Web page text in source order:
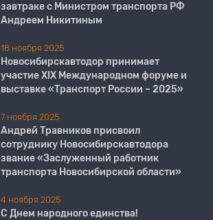
завтраке с Министром транспорта РФ
Андреем Никитиным
18 ноября 2025
Новосибирскавтодор принимает
участие XIX Международном форуме и
выставке «Транспорт России – 2025»
7 ноября 2025
Андрей Травников присвоил
сотруднику Новосибирскавтодора
звание «Заслуженный работник
транспорта Новосибирской области»
4 ноября 2025
С Днем народного единства!